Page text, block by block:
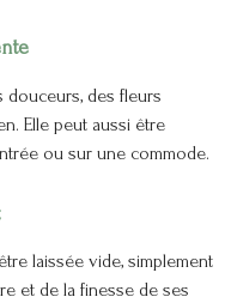
des fleurs
Elle peut aussi être
ou sur une commode.
laissée vide, simplement
et de la finesse de ses